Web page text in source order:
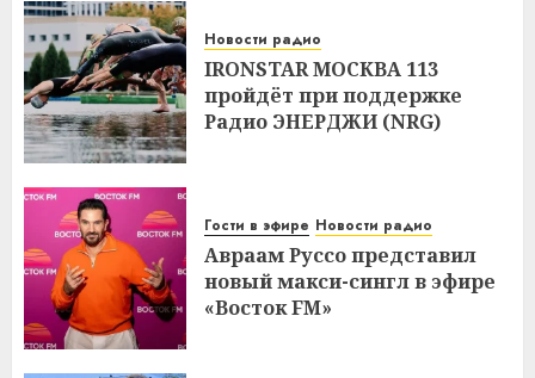
Новости радио
IRONSTAR МОСКВА 113
пройдёт при поддержке
Радио ЭНЕРДЖИ (NRG)
Гости в эфире Новости радио
Авраам Руссо представил
новый макси-сингл в эфире
«Восток FM»